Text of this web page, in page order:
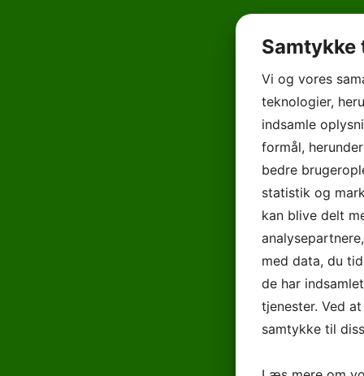
Vi og vores
teknologier,
indsamle
formål,
bedre
statistik og
kan blive delt
med data, du
de har
tjenester. Ved
samtykke til